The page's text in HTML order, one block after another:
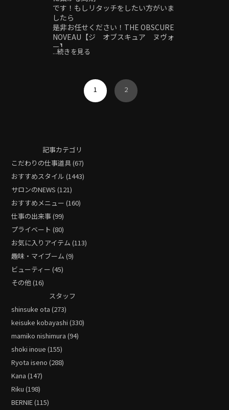
です！もしリタッチをしたい方がいま
したら
是非お任せください！THE OBSCURE
NOVEAU【ジ オブスキュア ヌヴォ
ー】
〒514-0102
＃津市＃津駅#美容室#メンズ#メンズ
カット#メンズパーマ#フェード#スキ
ンフェード#ツイストパーマ#ツイスト
ヘッドスパ#極道パーマ#ホワイトメッ
シュ#刈り上げ#20代メンズ#30代メン
ズ#40代メンズ#センターパート#ピン
パーマ#外国人風
...続きを見る
1 2
記事カテゴリ
こだわりの仕事道具 (67)
おすすめスタイル (1443)
サロンのNEWS (121)
おすすめメニュー (160)
仕事の出来事 (99)
プライベート (80)
お気に入りアイテム (113)
趣味・マイブーム (9)
ビューティー (45)
その他 (16)
スタッフ
shinsuke ota (273)
keisuke kobayashi (330)
mamiko nishimura (94)
shoki inoue (155)
Ryota iseno (288)
Kana (147)
Riku (198)
BERNIE (115)